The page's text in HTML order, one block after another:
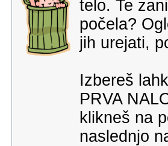
telo. Te
počela?
jih urejati,
Izbereš
PRVA
klikneš na
naslednjo